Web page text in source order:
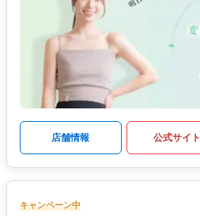
店舗情報 公式サイト
キャンペーン中